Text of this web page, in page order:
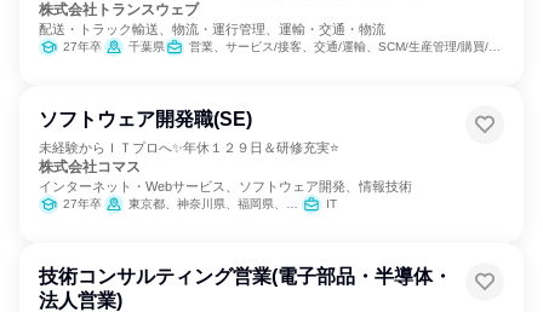
株式会社トランスウェブ
配送・トラック輸送、物流・運行管理、運輸・交通・物流
27年卒 千葉県 営業、サービス/接客、交通/運輸、SCM/生産管理/購買/物流、商品企画、マーケティング・広告・宣伝
ソフトウェア開発職(SE)
未経験からＩＴプロへ✨年休１２９日＆研修充実⭐
株式会社コマス
インターネット・Webサービス、ソフトウェア開発、情報技術
27年卒 東京都、神奈川県、福岡県、沖縄県 IT
技術コンサルティング営業(電子部品・半導体・
法人営業)